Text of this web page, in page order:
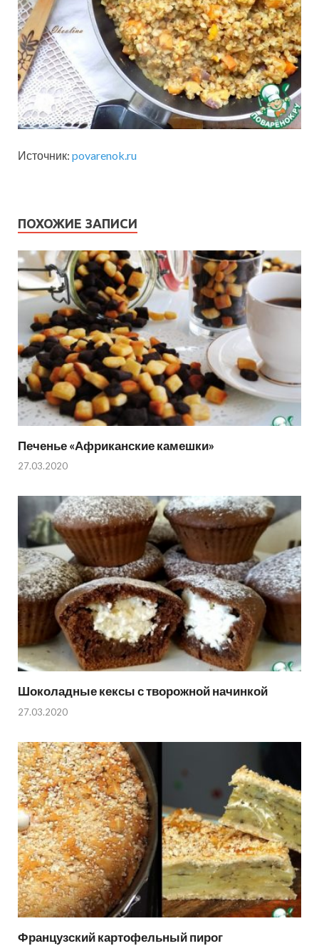
Источник: povarenok.ru
ПОХОЖИЕ ЗАПИСИ
Печенье «Африканские камешки»
27.03.2020
Шоколадные кексы с творожной начинкой
27.03.2020
Французский картофельный пирог